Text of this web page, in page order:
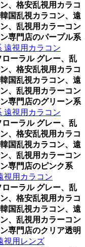
、格安乱視用カラコ
国乱視カラコン、遠
、乱視用カラーコン
専門店のパープル系
遠視用カラコン
ローラル グレー、乱
、格安乱視用カラコ
国乱視カラコン、遠
、乱視用カラーコン
専門店のグリーン系
遠視用カラコン
ローラル グレー、乱
、格安乱視用カラコ
国乱視カラコン、遠
、乱視用カラーコン
専門店のピンク系
視用カラコン
ローラル グレー、乱
、格安乱視用カラコ
国乱視カラコン、遠
、乱視用カラーコン
専門店のクリア透明
視用レンズ